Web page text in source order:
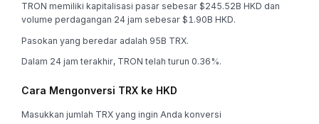
TRON memiliki kapitalisasi pasar sebesar $245.52B HKD dan
volume perdagangan 24 jam sebesar $1.90B HKD.
Pasokan yang beredar adalah 95B TRX.
Dalam 24 jam terakhir, TRON telah turun 0.36%.
Cara Mengonversi TRX ke HKD
Masukkan jumlah TRX yang ingin Anda konversi